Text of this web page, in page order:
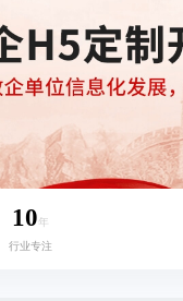
10年
行业专注